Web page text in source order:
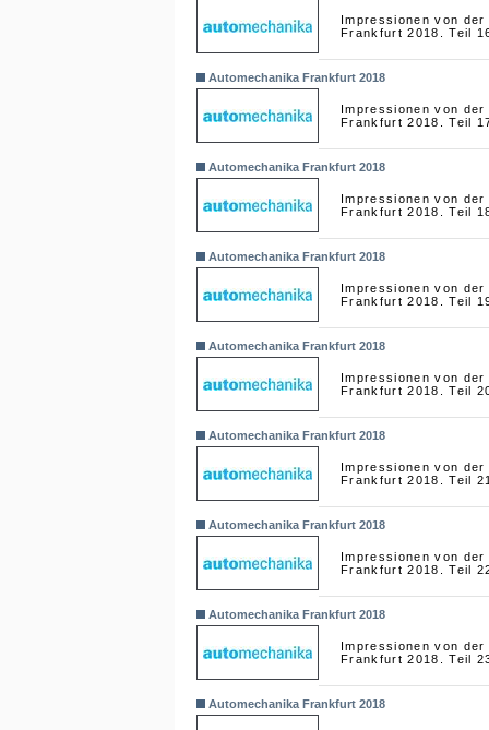
Impressionen von der
Frankfurt 2018. Teil
Automechanika Frankfurt 2018
Impressionen von der
Frankfurt 2018. Teil
Automechanika Frankfurt 2018
Impressionen von der
Frankfurt 2018. Teil
Automechanika Frankfurt 2018
Impressionen von der
Frankfurt 2018. Teil
Automechanika Frankfurt 2018
Impressionen von der
Frankfurt 2018. Teil
Automechanika Frankfurt 2018
Impressionen von der
Frankfurt 2018. Teil
Automechanika Frankfurt 2018
Impressionen von der
Frankfurt 2018. Teil
Automechanika Frankfurt 2018
Impressionen von der
Frankfurt 2018. Teil
Automechanika Frankfurt 2018